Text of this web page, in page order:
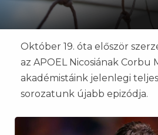
Október 19. óta először
az APOEL Nicosiának Corbu
akadémistáink jelenlegi
sorozatunk újabb epizódja.